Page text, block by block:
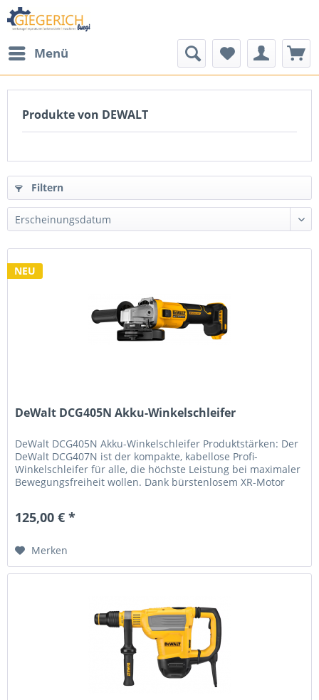
Menü
Produkte von DEWALT
Filtern
NEU
DeWalt DCG405N Akku-Winkelschleifer
DeWalt DCG405N Akku-Winkelschleifer Produktstärken: Der
DeWalt DCG407N ist der kompakte, kabellose Profi-
Winkelschleifer für alle, die höchste Leistung bei maximaler
Bewegungsfreiheit wollen. Dank bürstenlosem XR-Motor
125,00 € *
Merken